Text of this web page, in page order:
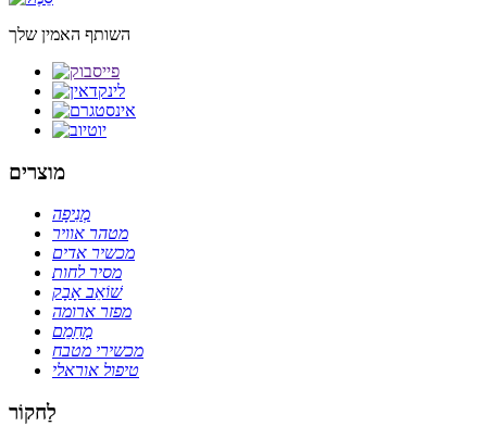
השותף האמין שלך
מוצרים
מְנִיפָה
מטהר אוויר
מכשיר אדים
מסיר לחות
שׁוֹאֵב אָבָק
מפזר ארומה
מְחַמֵם
מכשירי מטבח
טיפול אוראלי
לַחקוֹר